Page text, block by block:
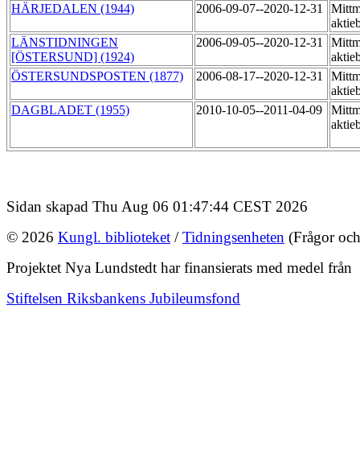
HÄRJEDALEN (1944)
2006-09-07--2020-12-31
LÄNSTIDNINGEN
[ÖSTERSUND] (1924)
2006-09-05--2020-12-31
ÖSTERSUNDSPOSTEN (1877)
2006-08-17--2020-12-31
DAGBLADET (1955)
2010-10-05--2011-04-09
Sidan skapad Thu Aug 06 01:47:44 CEST 2026
© 2026 Kungl. biblioteket /Tidningsenheten (Frågor
Projektet Nya Lundstedt har finansierats med medel från
Stiftelsen Riksbankens Jubileumsfond